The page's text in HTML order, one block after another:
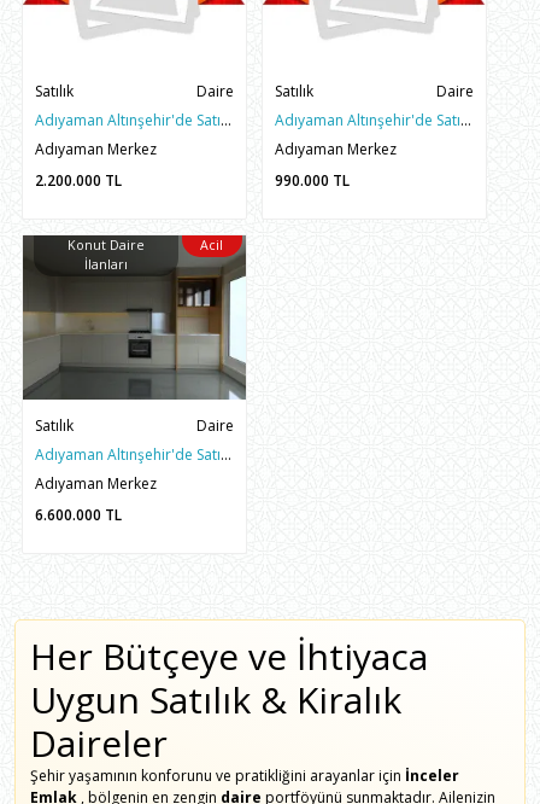
Satılık
Daire
Adıyaman Altınşehir'de Satılık 2+1 Arakat Daire
Adıyaman Merkez
2.200.000 TL
Satılık
Daire
Adıyaman Altınşehir'de Satılık 3+1 Yerinde Dönüşüm Hissesi
Adıyaman Merkez
990.000 TL
Konut Daire
İlanları
Acil
Satılık
Daire
Adıyaman Altınşehir'de Satılık 3.5+1 Sıfır Yapı Fırsat Daire
Adıyaman Merkez
6.600.000 TL
Her Bütçeye ve İhtiyaca
Uygun Satılık & Kiralık
Daireler
Şehir yaşamının konforunu ve pratikliğini arayanlar için İnceler
Emlak , bölgenin en zengin daire portföyünü sunmaktadır. Ailenizin